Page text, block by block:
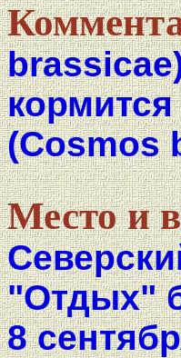
(Cosmos
Место и
"Отдых"
8